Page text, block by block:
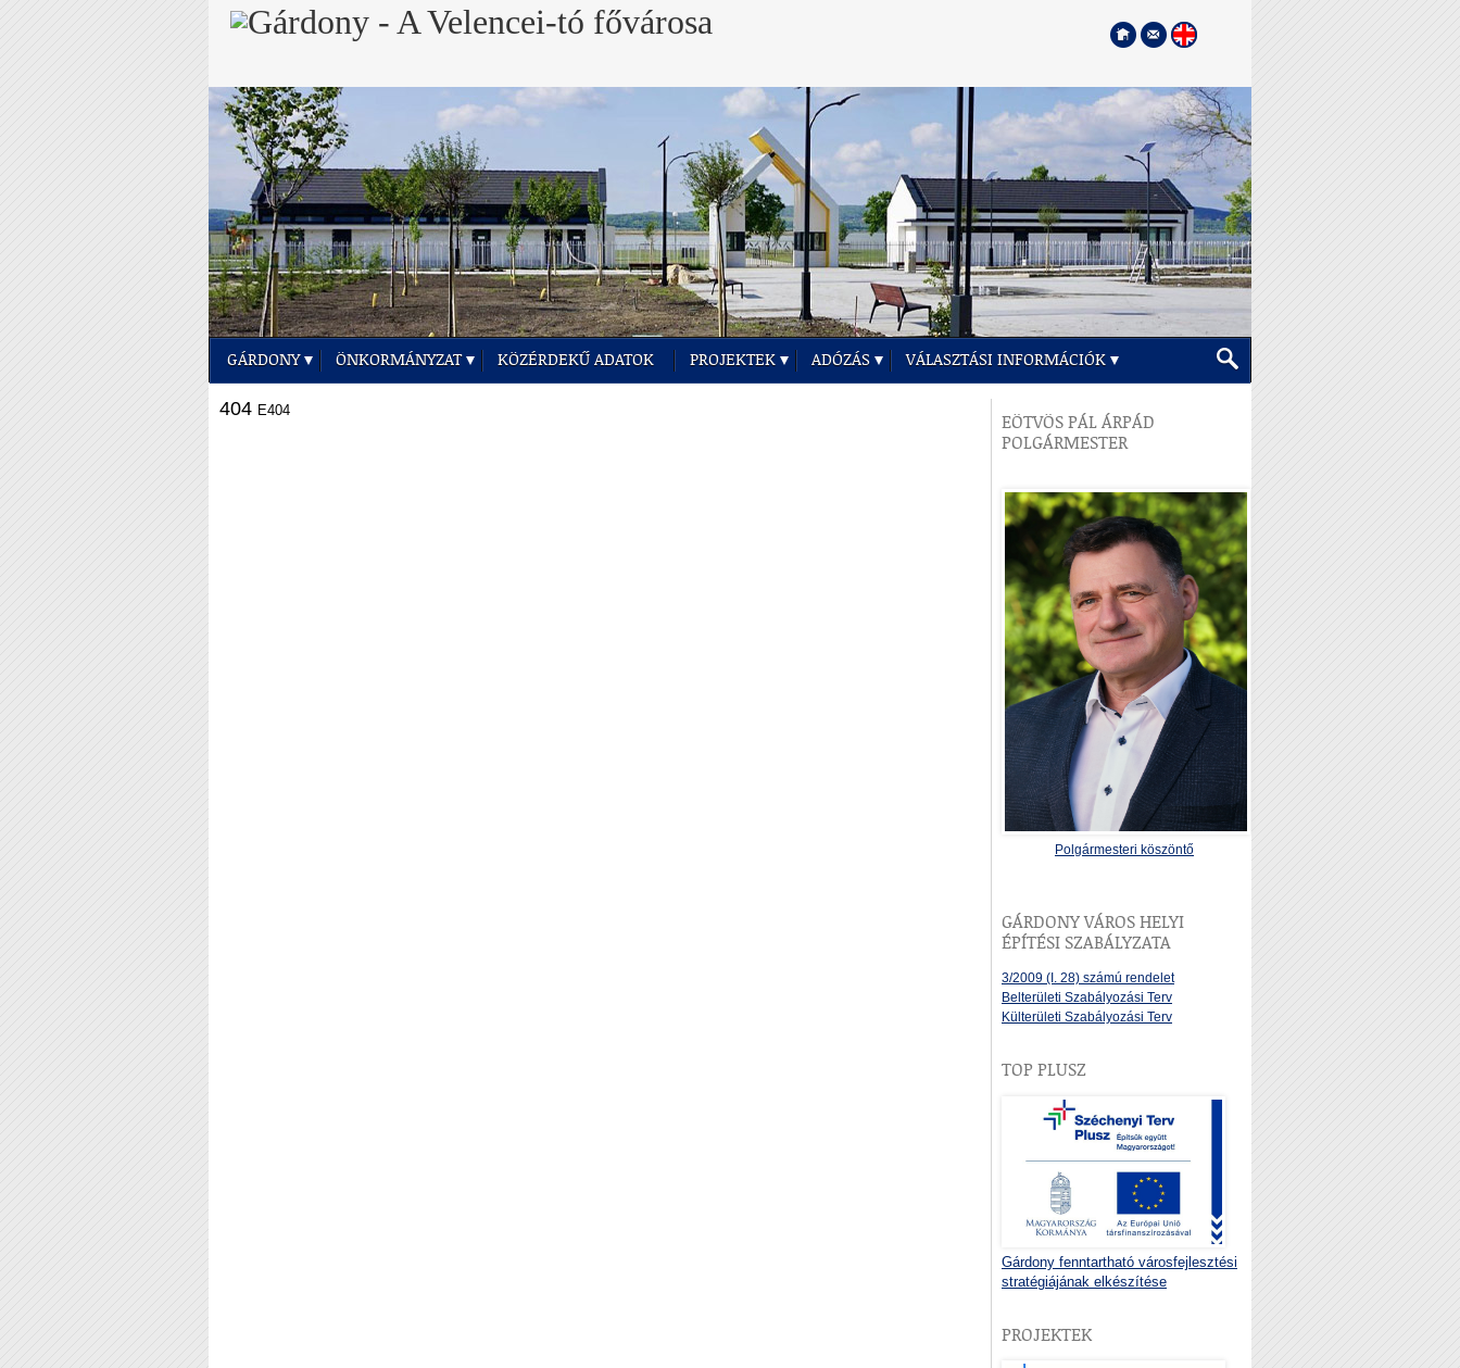
GÁRDONY ÖNKORMÁNYZAT KÖZÉRDEKŰ ADATOK PROJEKTEK ADÓZÁS VÁLASZTÁSI INFORMÁCIÓK
404 E404
EÖTVÖS PÁL ÁRPÁD
POLGÁRMESTER
Polgármesteri köszöntő
GÁRDONY VÁROS HELYI
ÉPÍTÉSI SZABÁLYZATA
3/2009 (I. 28) számú rendelet
Belterületi Szabályozási Terv
Külterületi Szabályozási Terv
TOP PLUSZ
Gárdony fenntartható városfejlesztési
stratégiájának elkészítése
PROJEKTEK